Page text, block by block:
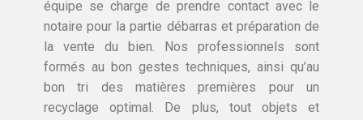
équipe se charge de prendre contact avec le
notaire pour la partie débarras et préparation de
la vente du bien. Nos professionnels sont
formés au bon gestes techniques, ainsi qu’au
bon tri des matières premières pour un
recyclage optimal. De plus, tout objets et